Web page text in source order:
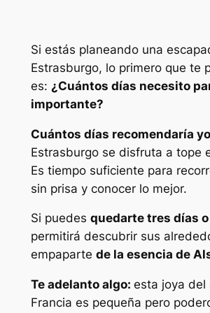
Si estás planeando una
Estrasburgo, lo primero que te
es: ¿Cuántos días necesito
importante?
Cuántos días recomendaría yo
Estrasburgo se disfruta a tope
Es tiempo suficiente para
sin prisa y conocer lo mejor.
Si puedes quedarte tres días
permitirá descubrir sus
empaparte de la esencia de
Te adelanto algo: esta joya del
Francia es pequeña pero